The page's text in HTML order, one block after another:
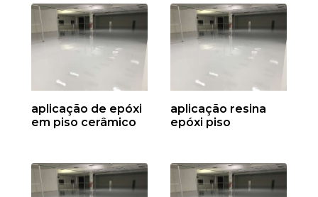
aplicação de epóxi
em piso cerâmico
aplicação resina
epóxi piso